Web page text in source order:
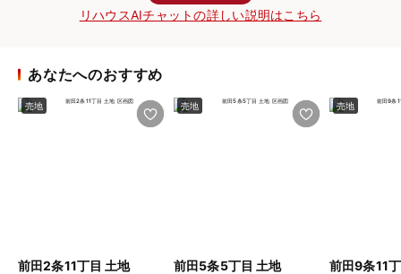
リハウスAIチャットの詳しい説明はこちら
あなたへのおすすめ
売地
前田2条11丁目 土地
売地
前田5条5丁目 土地
売地
前田9条11